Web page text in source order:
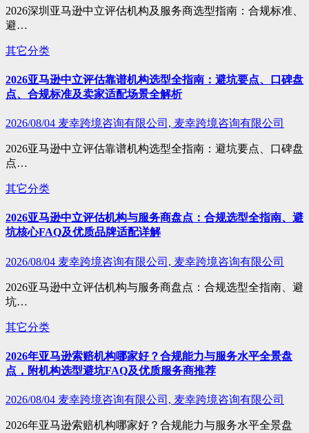
2026深圳亚马逊中立评估机构及服务商选型指南：合规标准、
避…
其它分类
2026亚马逊中立评估靠谱机构选型全指南：避坑要点、口碑盘
点、合规标准及卖家适配场景全解析
2026/08/04 麦幸跨境咨询有限公司, 麦幸跨境咨询有限公司
2026亚马逊中立评估靠谱机构选型全指南：避坑要点、口碑盘
点…
其它分类
2026亚马逊中立评估机构与服务商盘点：合规选型全指南、避
坑核心FAQ及优质品牌适配详解
2026/08/04 麦幸跨境咨询有限公司, 麦幸跨境咨询有限公司
2026亚马逊中立评估机构与服务商盘点：合规选型全指南、避
坑…
其它分类
2026年亚马逊索赔机构哪家好？合规能力与服务水平全景盘
点，附机构选型避坑FAQ及优质服务商推荐
2026/08/04 麦幸跨境咨询有限公司, 麦幸跨境咨询有限公司
2026年亚马逊索赔机构哪家好？合规能力与服务水平全景盘